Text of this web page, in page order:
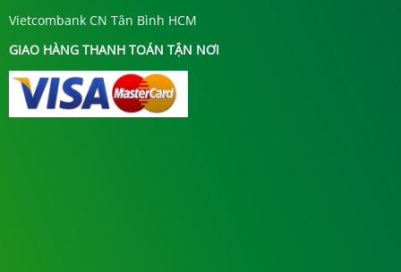
Vietcombank CN Tân Bình HCM
GIAO HÀNG THANH TOÁN TẬN NƠI